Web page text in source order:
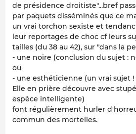
de présidence droitiste"...bref
par paquets disséminés que ce
un vrai torchon sexiste et
leur reportages de choc cf leurs
tailles (du 38 au 42), sur "dans la
- une noire (conclusion du sujet :
ou
- une esthéticienne (un vrai sujet
Elle en prière découvre avec
espèce intelligente)
font régulièrement hurler
commun des mortelles.